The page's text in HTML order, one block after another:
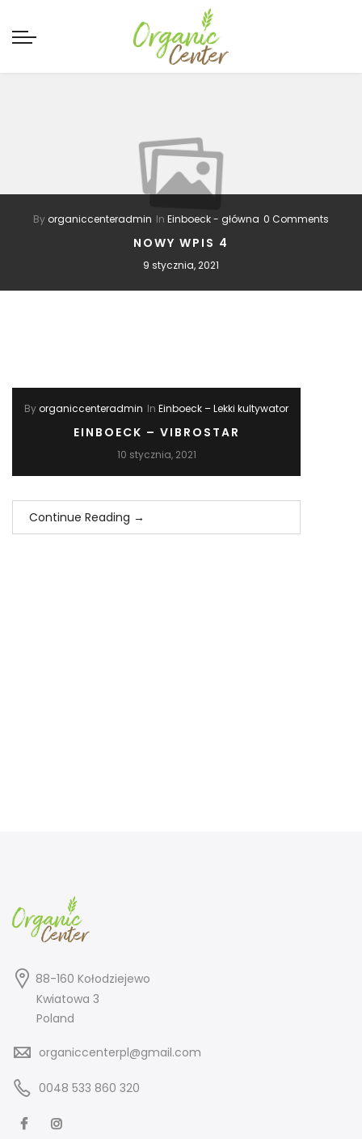
By organiccenteradmin In Einboeck - główna 0 Comments
NOWY WPIS 4
9 stycznia, 2021
Byorganiccenteradmin In Einboeck – Lekki kultywator
EINBOECK – VIBROSTAR
10 stycznia, 2021
Continue Reading →
88-160 Kołodziejewo
Kwiatowa 3
Poland
organiccenterpl@gmail.com
0048 533 860 320